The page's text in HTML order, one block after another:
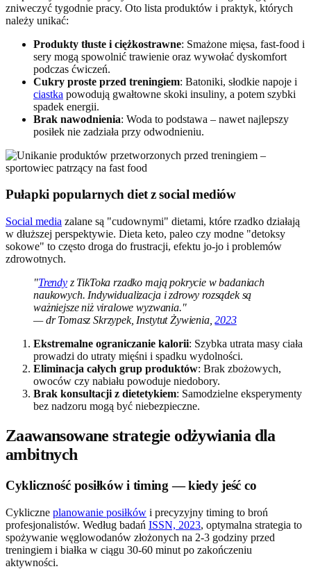
zniweczyć tygodnie pracy. Oto lista produktów i praktyk, których
należy unikać:
Produkty tłuste i ciężkostrawne: Smażone mięsa, fast-food i
sery mogą spowolnić trawienie oraz wywołać dyskomfort
podczas ćwiczeń.
Cukry proste przed treningiem: Batoniki, słodkie napoje i
ciastka powodują gwałtowne skoki insuliny, a potem szybki
spadek energii.
Brak nawodnienia: Woda to podstawa – nawet najlepszy
posiłek nie zadziała przy odwodnieniu.
Pułapki popularnych diet z social mediów
Social media zalane są "cudownymi" dietami, które rzadko działają
w dłuższej perspektywie. Dieta keto, paleo czy modne "detoksy
sokowe" to często droga do frustracji, efektu jo-jo i problemów
zdrowotnych.
"Trendyz TikToka rzadko mają pokrycie w badaniach
naukowych. Indywidualizacja i zdrowy rozsądek są
ważniejsze niż viralowe wyzwania."
— dr Tomasz Skrzypek, Instytut Żywienia,2023
Ekstremalne ograniczanie kalorii: Szybka utrata masy ciała
prowadzi do utraty mięśni i spadku wydolności.
Eliminacja całych grup produktów: Brak zbożowych,
owoców czy nabiału powoduje niedobory.
Brak konsultacji z dietetykiem: Samodzielne eksperymenty
bez nadzoru mogą być niebezpieczne.
Zaawansowane strategie odżywiania dla
ambitnych
Cykliczność posiłków i timing — kiedy jeść co
Cykliczne planowanie posiłków i precyzyjny timing to broń
profesjonalistów. Według badań ISSN, 2023, optymalna strategia to
spożywanie węglowodanów złożonych na 2-3 godziny przed
treningiem i białka w ciągu 30-60 minut po zakończeniu
aktywności.